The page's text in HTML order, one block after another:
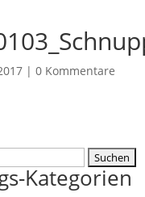
|0 Kommentare
Kategorien